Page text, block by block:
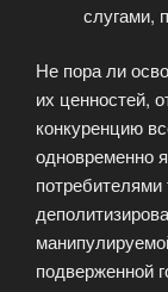
слугами,
Не пора ли
их ценностей,
конкуренцию
одновременно
потребителями
подверженной